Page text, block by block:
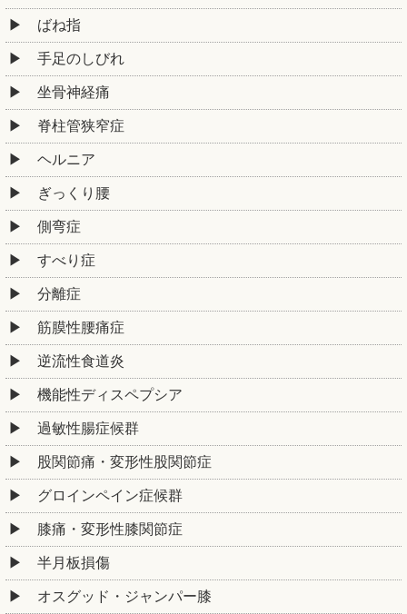
ばね指
手足のしびれ
坐骨神経痛
脊柱管狭窄症
ヘルニア
ぎっくり腰
側弯症
すべり症
分離症
筋膜性腰痛症
逆流性食道炎
機能性ディスペプシア
過敏性腸症候群
股関節痛・変形性股関節症
グロインペイン症候群
膝痛・変形性膝関節症
半月板損傷
オスグッド・ジャンパー膝